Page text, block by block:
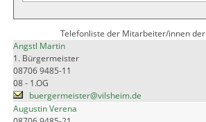
Telefonliste der Mitarbeiter/innen
Angstl Martin
1. Bürgermeister
08706 9485-11
08 - 1.OG
buergermeister@vilsheim.de
Augustin Verena